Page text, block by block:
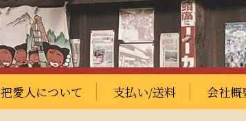
把愛人について 支払い/送料 会社概